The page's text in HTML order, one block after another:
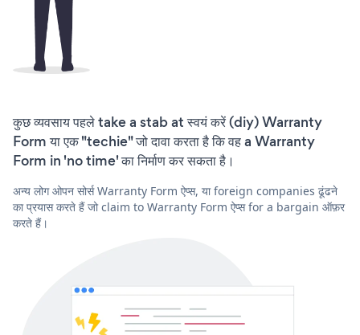
कुछ व्यवसाय पहले take a stab at स्वयं करें (diy) Warranty
Form या एक "techie" जो दावा करता है कि वह a Warranty
Form in 'no time' का निर्माण कर सकता है।
अन्य लोग ओपन सोर्स Warranty Form ऐप्स, या foreign companies ढूंढने
का प्रयास करते हैं जो claim to Warranty Form ऐप्स for a bargain ऑफ़र
करते हैं।